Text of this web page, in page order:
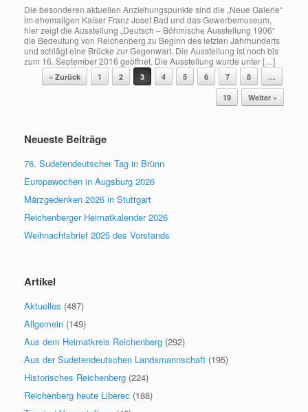
Die besonderen aktuellen Anziehungspunkte sind die „Neue Galerie“
im ehemaligen Kaiser Franz Josef Bad und das Gewerbemuseum,
hier zeigt die Ausstellung „Deutsch – Böhmische Ausstellung 1906“
die Bedeutung von Reichenberg zu Beginn des letzten Jahrhunderts
und schlägt eine Brücke zur Gegenwart. Die Ausstellung ist noch bis
zum 16. September 2016 geöffnet. Die Ausstellung wurde unter […]
Beitragsnavigation
« Zurück 1 2 3 4 5 6 7 8
…
19
Weiter »
Neueste Beiträge
76. Sudetendeutscher Tag in Brünn
Europawochen in Augsburg 2026
Märzgedenken 2026 in Stuttgart
Reichenberger Heimatkalender 2026
Weihnachtsbrief 2025 des Vorstands
Artikel
Aktuelles (487)
Allgemein (149)
Aus dem Heimatkreis Reichenberg (292)
Aus der Sudetendeutschen Landsmannschaft (195)
Historisches Reichenberg (224)
Reichenberg heute Liberec (188)